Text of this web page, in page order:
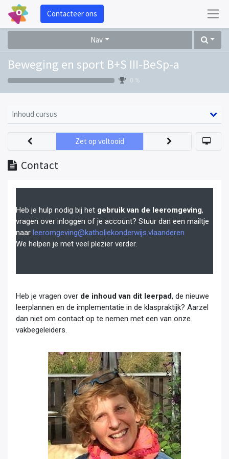
Contacteer ons
Nav
Beweging en sport B+S III-BeSp-a
0 %
Inhoud cursus
Contact
Zet op voltooid
Heb je hulp nodig bij het gebruik van de leeromgeving,
vragen over inloggen of je account? Stuur dan een mailtje
naar leeromgeving@katholiekonderwijs.vlaanderen
We helpen je met veel plezier verder.
Heb je vragen over de inhoud van dit leerpad, de nieuwe
leerplannen en de implementatie in de klaspraktijk? Aarzel
dan niet om contact op te nemen met een van onze
vakbegeleiders.